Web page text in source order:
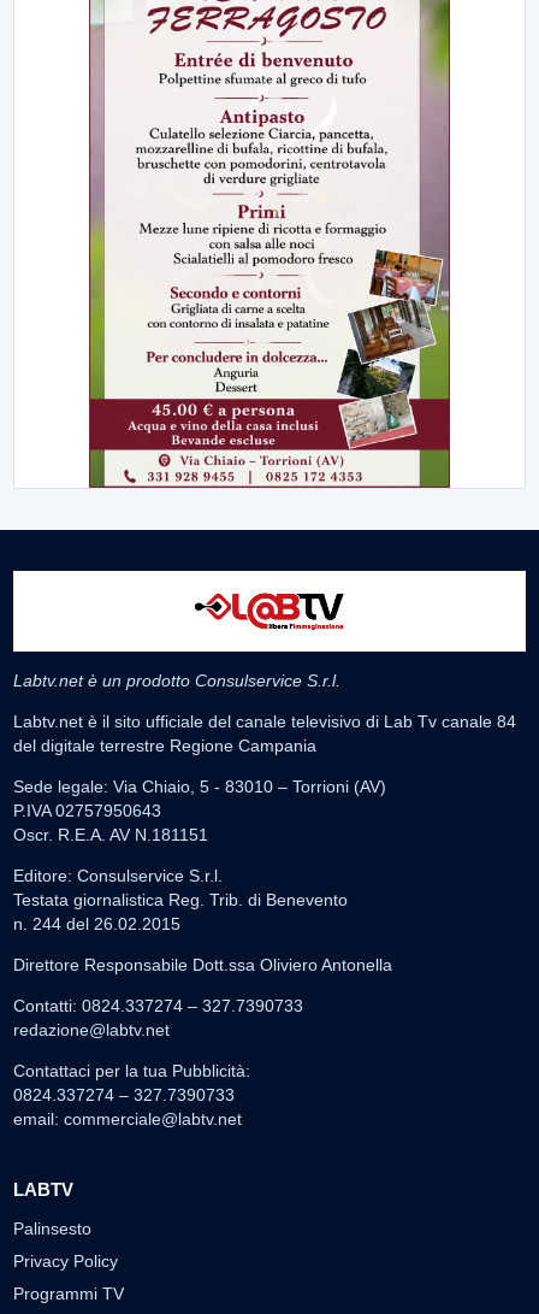
Labtv.net è un prodotto Consulservice S.r.l.
Labtv.net è il sito ufficiale del canale televisivo di Lab Tv canale 84
del digitale terrestre Regione Campania
Sede legale: Via Chiaio, 5 - 83010 – Torrioni (AV)
P.IVA 02757950643
Oscr. R.E.A. AV N.181151
Editore: Consulservice S.r.l.
Testata giornalistica Reg. Trib. di Benevento
n. 244 del 26.02.2015
Direttore Responsabile Dott.ssa Oliviero Antonella
Contatti: 0824.337274 – 327.7390733
redazione@labtv.net
Contattaci per la tua Pubblicità:
0824.337274 – 327.7390733
email: commerciale@labtv.net
LABTV
Palinsesto
Privacy Policy
Programmi TV